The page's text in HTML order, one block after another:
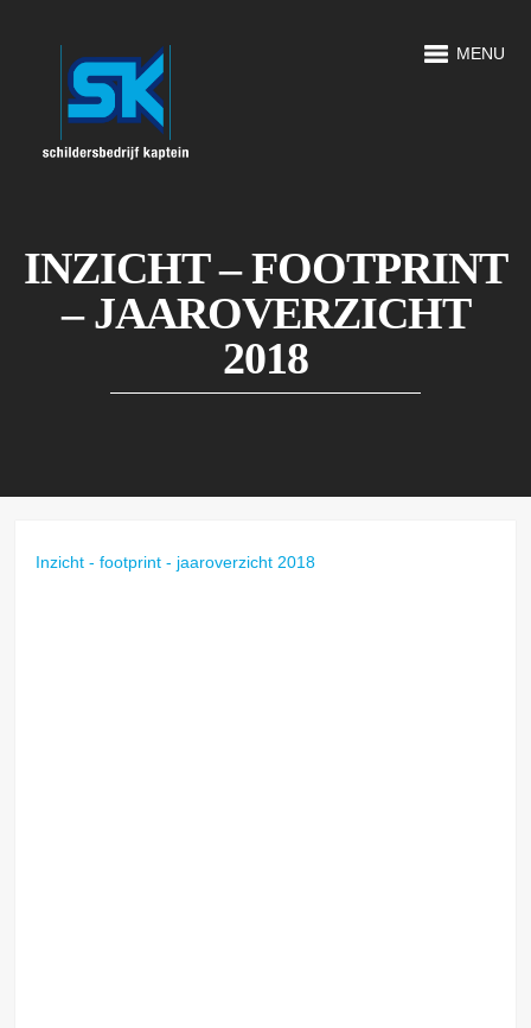
MENU
INZICHT – FOOTPRINT
– JAAROVERZICHT
2018
Inzicht - footprint - jaaroverzicht 2018